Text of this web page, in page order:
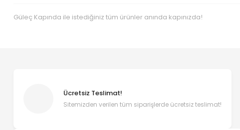
Güleç Kapında ile istediğiniz tüm ürünler anında kapınızda!
Ücretsiz Teslimat!
Sitemizden verilen tüm siparişlerde ücretsiz teslimat!